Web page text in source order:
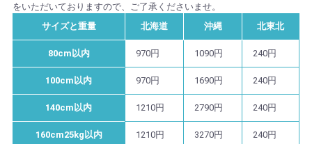
をいただいておりますので、ご了承くださいませ。
サイズと重量
北海道 沖縄 北東北
80cm以内 970円 1090円 240円
100cm以内 970円 1690円 240円
140cm以内 1210円 2790円 240円
160cm25kg以内 1210円 3270円 240円